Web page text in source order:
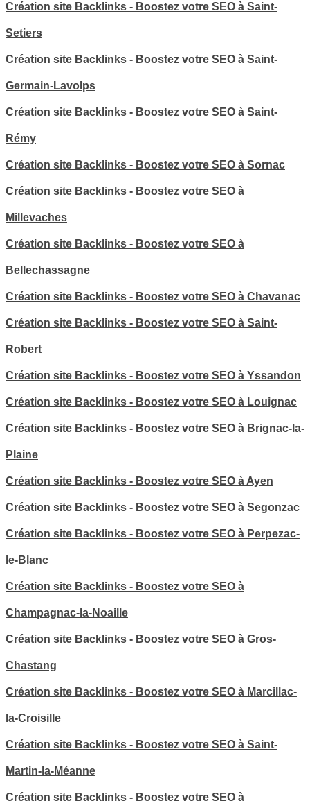
Création site Backlinks - Boostez votre SEO à Saint-
Setiers
Création site Backlinks - Boostez votre SEO à Saint-
Germain-Lavolps
Création site Backlinks - Boostez votre SEO à Saint-
Rémy
Création site Backlinks - Boostez votre SEO à Sornac
Création site Backlinks - Boostez votre SEO à
Millevaches
Création site Backlinks - Boostez votre SEO à
Bellechassagne
Création site Backlinks - Boostez votre SEO à Chavanac
Création site Backlinks - Boostez votre SEO à Saint-
Robert
Création site Backlinks - Boostez votre SEO à Yssandon
Création site Backlinks - Boostez votre SEO à Louignac
Création site Backlinks - Boostez votre SEO à Brignac-la-
Plaine
Création site Backlinks - Boostez votre SEO à Ayen
Création site Backlinks - Boostez votre SEO à Segonzac
Création site Backlinks - Boostez votre SEO à Perpezac-
le-Blanc
Création site Backlinks - Boostez votre SEO à
Champagnac-la-Noaille
Création site Backlinks - Boostez votre SEO à Gros-
Chastang
Création site Backlinks - Boostez votre SEO à Marcillac-
la-Croisille
Création site Backlinks - Boostez votre SEO à Saint-
Martin-la-Méanne
Création site Backlinks - Boostez votre SEO à